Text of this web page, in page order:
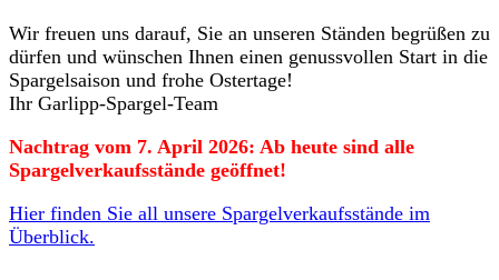
Wir freuen uns darauf, Sie an unseren Ständen begrüßen zu
dürfen und wünschen Ihnen einen genussvollen Start in die
Spargelsaison und frohe Ostertage!
Ihr Garlipp-Spargel-Team
Nachtrag vom 7. April 2026: Ab heute sind alle
Spargelverkaufsstände geöffnet!
Hier finden Sie all unsere Spargelverkaufsstände im
Überblick.